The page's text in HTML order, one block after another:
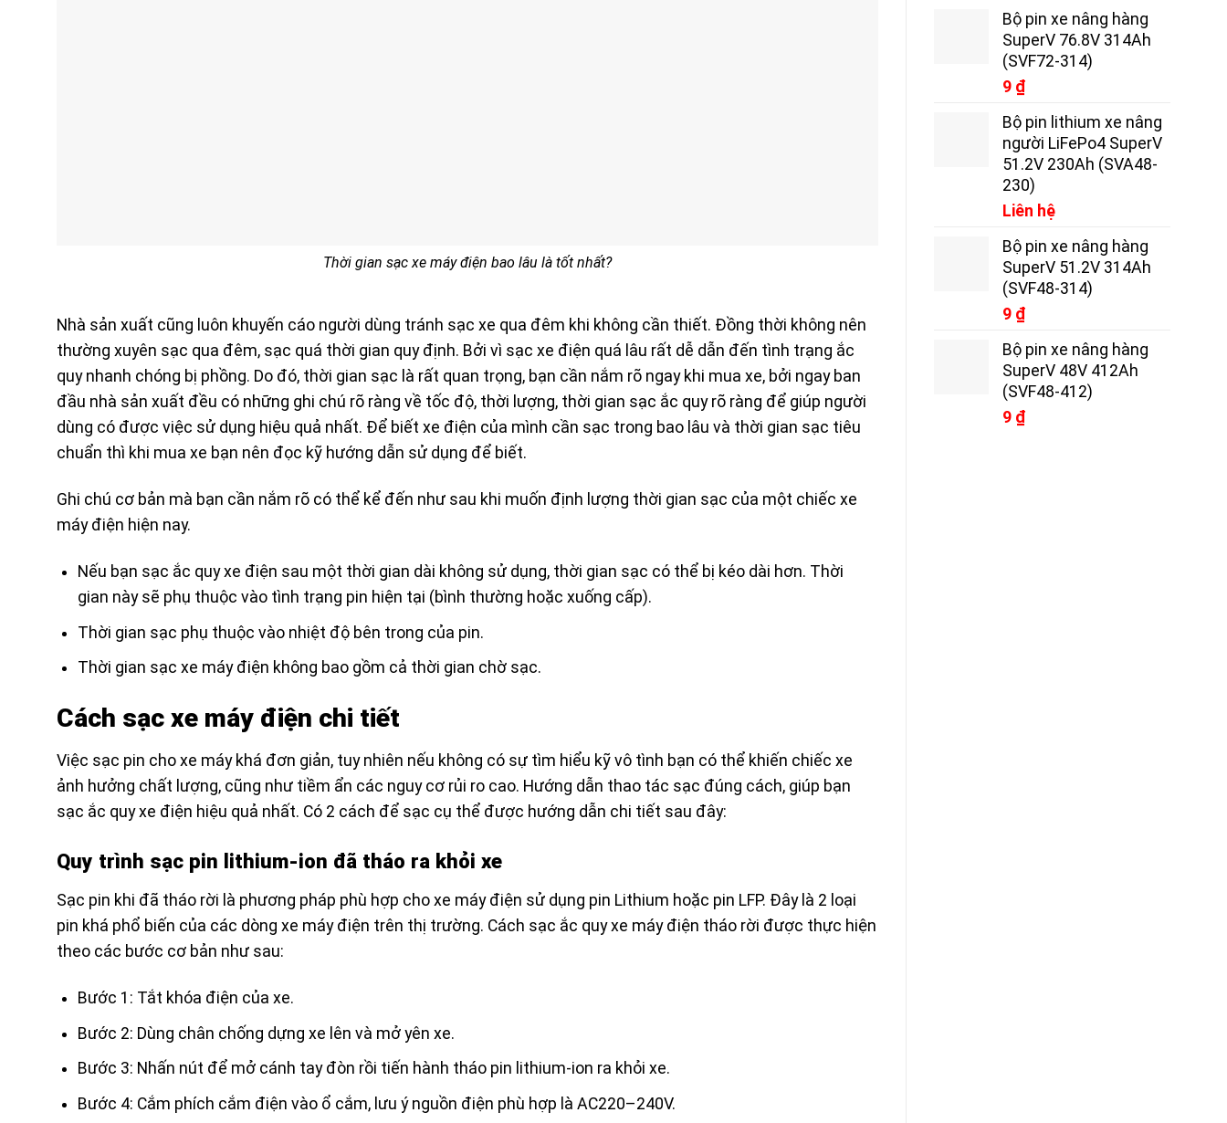
Thời gian sạc xe máy điện bao lâu là tốt nhất?
Nhà sản xuất cũng luôn khuyến cáo người dùng tránh sạc xe qua đêm khi không cần thiết. Đồng thời không nên
thường xuyên sạc qua đêm, sạc quá thời gian quy định. Bởi vì sạc xe điện quá lâu rất dễ dẫn đến tình trạng ắc
quy nhanh chóng bị phồng. Do đó, thời gian sạc là rất quan trọng, bạn cần nắm rõ ngay khi mua xe, bởi ngay ban
đầu nhà sản xuất đều có những ghi chú rõ ràng về tốc độ, thời lượng, thời gian sạc ắc quy rõ ràng để giúp người
dùng có được việc sử dụng hiệu quả nhất. Để biết xe điện của mình cần sạc trong bao lâu và thời gian sạc tiêu
chuẩn thì khi mua xe bạn nên đọc kỹ hướng dẫn sử dụng để biết.
Ghi chú cơ bản mà bạn cần nắm rõ có thể kể đến như sau khi muốn định lượng thời gian sạc của một chiếc xe
máy điện hiện nay.
Nếu bạn sạc ắc quy xe điện sau một thời gian dài không sử dụng, thời gian sạc có thể bị kéo dài hơn. Thời
gian này sẽ phụ thuộc vào tình trạng pin hiện tại (bình thường hoặc xuống cấp).
Thời gian sạc phụ thuộc vào nhiệt độ bên trong của pin.
Thời gian sạc xe máy điện không bao gồm cả thời gian chờ sạc.
Cách sạc xe máy điện chi tiết
Việc sạc pin cho xe máy khá đơn giản, tuy nhiên nếu không có sự tìm hiểu kỹ vô tình bạn có thể khiến chiếc xe
ảnh hưởng chất lượng, cũng như tiềm ẩn các nguy cơ rủi ro cao. Hướng dẫn thao tác sạc đúng cách, giúp bạn
sạc ắc quy xe điện hiệu quả nhất. Có 2 cách để sạc cụ thể được hướng dẫn chi tiết sau đây:
Quy trình sạc pin lithium-ion đã tháo ra khỏi xe
Sạc pin khi đã tháo rời là phương pháp phù hợp cho xe máy điện sử dụng pin Lithium hoặc pin LFP. Đây là 2 loại
pin khá phổ biến của các dòng xe máy điện trên thị trường. Cách sạc ắc quy xe máy điện tháo rời được thực hiện
theo các bước cơ bản như sau:
Bước 1: Tắt khóa điện của xe.
Bước 2: Dùng chân chống dựng xe lên và mở yên xe.
Bước 3: Nhấn nút để mở cánh tay đòn rồi tiến hành tháo pin lithium-ion ra khỏi xe.
Bước 4: Cắm phích cắm điện vào ổ cắm, lưu ý nguồn điện phù hợp là AC220–240V.
Bộ pin xe nâng hàng
SuperV 76.8V 314Ah
(SVF72-314)
9 ₫
Bộ pin lithium xe nâng
người LiFePo4 SuperV
51.2V 230Ah (SVA48-
230)
Liên hệ
Bộ pin xe nâng hàng
SuperV 51.2V 314Ah
(SVF48-314)
9 ₫
Bộ pin xe nâng hàng
SuperV 48V 412Ah
(SVF48-412)
9 ₫